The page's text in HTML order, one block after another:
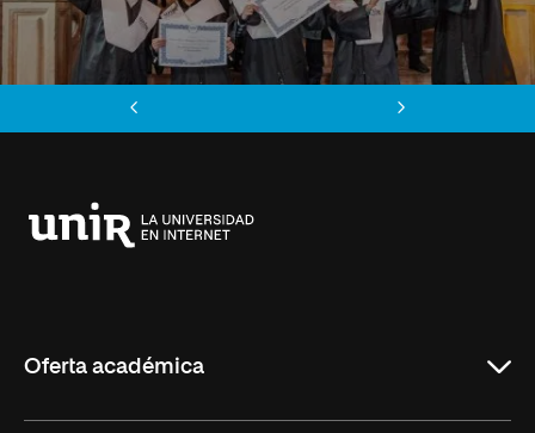
Oferta académica